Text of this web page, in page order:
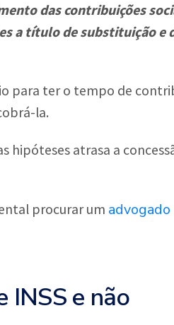
das contribuições
a título de substituição e
para ter o tempo de
la.
hipóteses atrasa a
procurar um advogado
INSS e não